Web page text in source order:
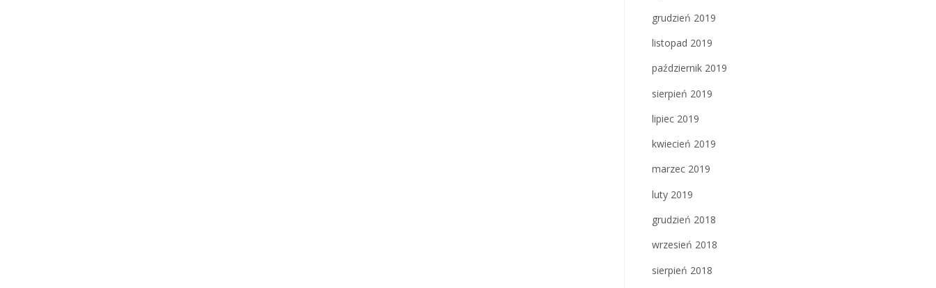
grudzień 2019
listopad 2019
październik 2019
sierpień 2019
lipiec 2019
kwiecień 2019
marzec 2019
luty 2019
grudzień 2018
wrzesień 2018
sierpień 2018